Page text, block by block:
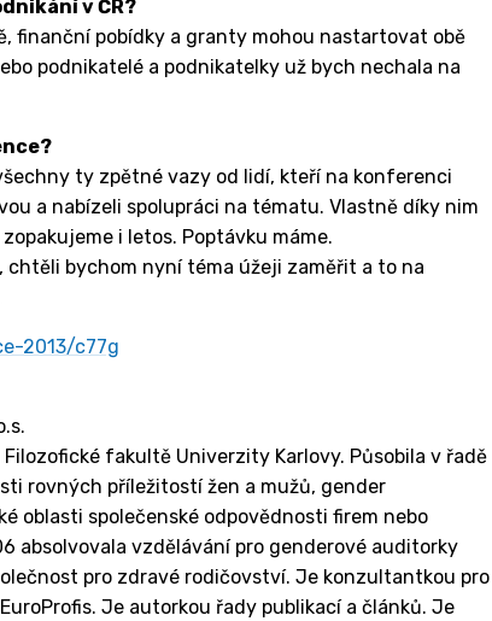
v ČR?
finanční pobídky a granty mohou nastartovat obě
podnikatelé a podnikatelky už bych nechala na
ty zpětné vazy od lidí, kteří na konferenci
a nabízeli spolupráci na tématu. Vlastně díky nim
i letos. Poptávku máme.
chtěli bychom nyní téma úžeji zaměřit a to na
2013/c77g
fakultě Univerzity Karlovy. Působila v řadě
rovných příležitostí žen a mužů, gender
oblasti společenské odpovědnosti firem nebo
absolvovala vzdělávání pro genderové auditorky
pro zdravé rodičovství. Je konzultantkou pro
Je autorkou řady publikací a článků. Je